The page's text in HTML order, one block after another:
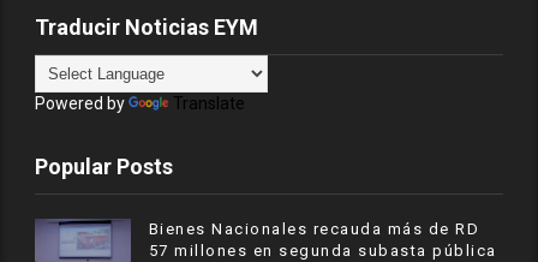
Traducir Noticias EYM
Powered by Translate
Popular Posts
Bienes Nacionales recauda más de RD
57 millones en segunda subasta pública